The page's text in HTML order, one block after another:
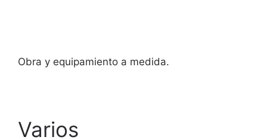
Obra y equipamiento a medida.
Varios